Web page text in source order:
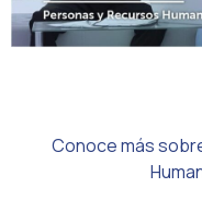
Conoce más